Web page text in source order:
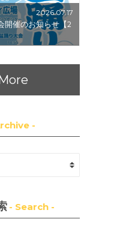
2026.07.17
開催のお知らせ【2
-
- Search -